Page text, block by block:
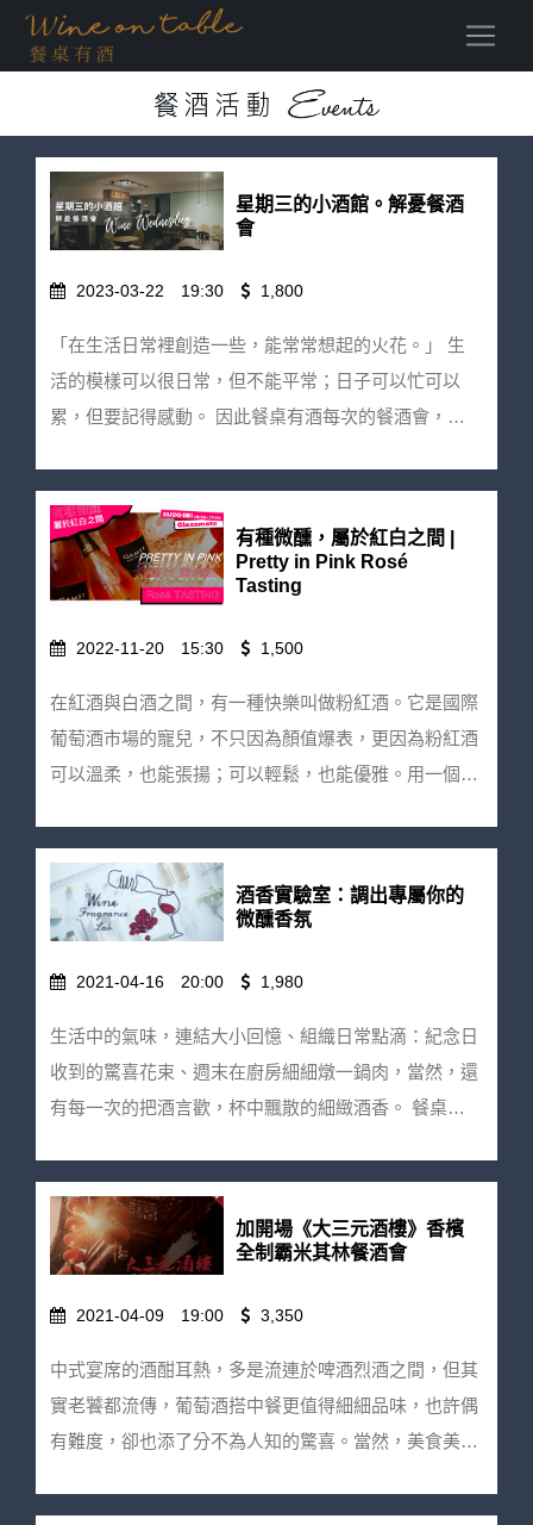
(current)
星期三的小酒館。解憂餐酒
會
2023-03-22 19:30 1,800
「在生活日常裡創造一些，能常常想起的火花。」 生
活的模樣可以很日常，但不能平常；日子可以忙可以
累，但要記得感動。 因此餐桌有酒每次的餐酒會，風
漫，還要不落俗套，這次開心邀請 時寓一起，試著在
最熟悉的料理之中，堆疊或大或小的風味驚喜，搭配幾
杯適合週間喝的紅白酒款，和你在生活日常裡創造一
些，能常常想起的火花。 隱身於 50 年的老公寓，時寓
寓早已是饕客們心上的完美小酒館、療癒口腹的秘密基
地、有點捨不得分享的口袋名單：推開八角長窗的古典
木門，與 10 秒鐘前的車水馬龍恍若平行時空，相當超
空氣散發著食材細細熬煮的甘甜香氣，不知不覺就想喝
酒了（笑） 勾人食慾的雙關、感受時間流動的寓所...你
得親自來感受時寓的獨特魅力，當然，也和我們一起探
小酒館，給自己一個 Wine Wednesday 吧！ 週三解憂
價：1800元/人 早鳥優惠價：1650元/人（03/08截止）
注意事項： ★ 活動需事先報名並於繳費完成後才保留
訂位。 ★ 若報名成功後因故須取消請聯絡【餐桌有
人為您協助取消事宜，並扣除10％手續費後退回款項。
★ 活動前一週內取消訂位恕無法退費，但歡迎轉讓名
額。 ★ 餐桌有酒保有活動修改變更之權利。 ★ 酒後不
開車！未滿18歲請勿飲酒！
有種微醺，屬於紅白之間 |
Pretty in Pink Rosé
Tasting
2022-11-20 15:30 1,500
在紅酒與白酒之間，有一種快樂叫做粉紅酒。它是國際
葡萄酒市場的寵兒，不只因為顏值爆表，更因為粉紅酒
可以溫柔，也能張揚；可以輕鬆，也能優雅。用一個下
蕾感受 Rosé 的 100 種姿態，找到屬於你的紅白之間。
活動與今年秋天剛開幕的單杯葡萄酒吧 Glassmate 合
作，參加品酒會同時踩點新空間！下酒小點也找到鮮肉
報名吧！ 酒食菜單｜ 菲利嘉美粉紅香檳 Champagne
Philippe Gamet, Brut Rosé 杜聖爵酒莊小酒滴粉紅酒
Domaine Duseigneur, La Goutte Du Seigneur Rosé 希
帝酒莊波爾多粉紅酒 Clarenelle Bordeaux Rosé AOC
Pet-Nat W°2 氣泡百分百粉紅氣泡甜酒 FRV100 Rosé
Sparkling 伊比利火腿蜜瓜 沙丁魚紅椒小塔 金銀島寶藏
餃子 馬拉加魷魚 西班牙米布丁 料理人介紹 ｜Ricardo
Yang 西班牙土生土長的台灣人。來台灣讀完大學研究
所後決定回西班牙展開探索廚藝的旅程。經過西班牙知
合式料理 Kuoco 360 的歷練後再次回到台灣。現以食物
和廚藝為媒介並透過活動、課程和私廚的方式來分享文
化和美食。 微醺粉紅價：1500元/人 早鳥優惠價：1380
酒香實驗室：調出專屬你的
微醺香氛
2021-04-16 20:00 1,980
生活中的氣味，連結大小回憶、組織日常點滴：紀念日
收到的驚喜花束、週末在廚房細細燉一鍋肉，當然，還
有每一次的把酒言歡，杯中飄散的細緻酒香。 餐桌有
手打造最新品酒主題－酒香實驗室：拆解葡萄酒中最重
要的『香氣』元素，再轉化成可持續擁有的『香水』。
我們選出兩大經典葡萄品種：白酒之王夏多內（
拆解香氣風味輪！從果香、花香、草本、礦石、甚至到
辛香料等各類香味調性，不論是清爽活潑，還是內斂優
雅，讓我們在品飲小酌與香氣探索中決定主要香調，再
依個人喜好，延伸出不同層次，親手調配獨一無二的專
芳品味價：1980 早鳥優惠價：1800，3/29截止 ★兩人
加開場《大三元酒樓》香檳
全制霸米其林餐酒會
2021-04-09 19:00 3,350
中式宴席的酒酣耳熱，多是流連於啤酒烈酒之間，但其
實老饕都流傳，葡萄酒搭中餐更值得細細品味，也許偶
有難度，卻也添了分不為人知的驚喜。當然，美食美酒
力邀連續三年榮獲米其林一星認證的老字號中餐廳—